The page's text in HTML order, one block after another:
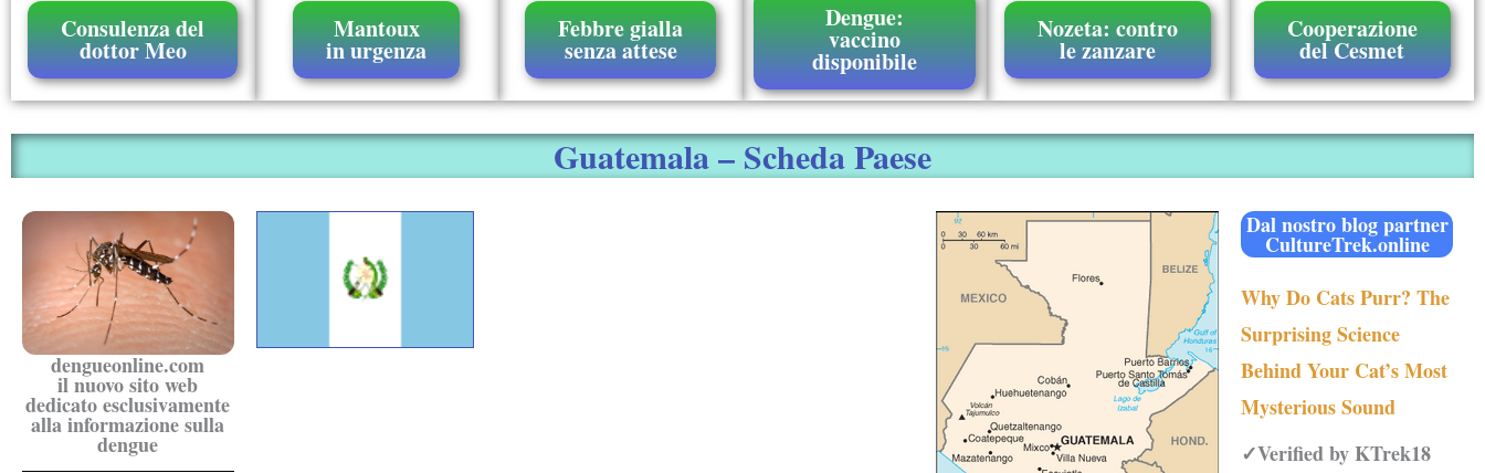
Consulenza del
dottor Meo
Mantoux
in urgenza
Febbre gialla
senza attese
Dengue:
vaccino
disponibile
Nozeta: contro
le zanzare
Cooperazione
del Cesmet
Guatemala – Scheda Paese
dengueonline.com
il nuovo sito web
dedicato esclusivamente
alla informazione sulla
dengue
Dal nostro blog partner
CultureTrek.online
Why Do Cats Purr? The
Surprising Science
Behind Your Cat’s Most
Mysterious Sound
✓Verified by KTrek18